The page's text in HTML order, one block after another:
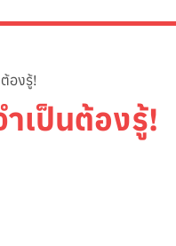
องรู้!
เป็นต้องรู้!